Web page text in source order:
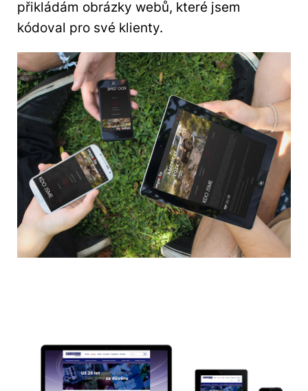
přikládám obrázky webů, které jsem
kódoval pro své klienty.